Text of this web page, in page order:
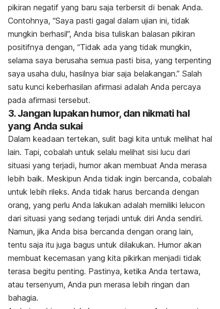
pikiran negatif yang baru saja terbersit di benak Anda.
Contohnya, “Saya pasti gagal dalam ujian ini, tidak
mungkin berhasil”, Anda bisa tuliskan balasan pikiran
positifnya dengan, “Tidak ada yang tidak mungkin,
selama saya berusaha semua pasti bisa, yang terpenting
saya usaha dulu, hasilnya biar saja belakangan.” Salah
satu kunci keberhasilan afirmasi adalah Anda percaya
pada afirmasi tersebut.
3. Jangan lupakan humor, dan nikmati hal
yang Anda sukai
Dalam keadaan tertekan, sulit bagi kita untuk melihat hal
lain. Tapi, cobalah untuk selalu melihat sisi lucu dari
situasi yang terjadi, humor akan membuat Anda merasa
lebih baik. Meskipun Anda tidak ingin bercanda, cobalah
untuk lebih rileks. Anda tidak harus bercanda dengan
orang, yang perlu Anda lakukan adalah memiliki lelucon
dari situasi yang sedang terjadi untuk diri Anda sendiri.
Namun, jika Anda bisa bercanda dengan orang lain,
tentu saja itu juga bagus untuk dilakukan. Humor akan
membuat kecemasan yang kita pikirkan menjadi tidak
terasa begitu penting. Pastinya, ketika Anda tertawa,
atau tersenyum, Anda pun merasa lebih ringan dan
bahagia.